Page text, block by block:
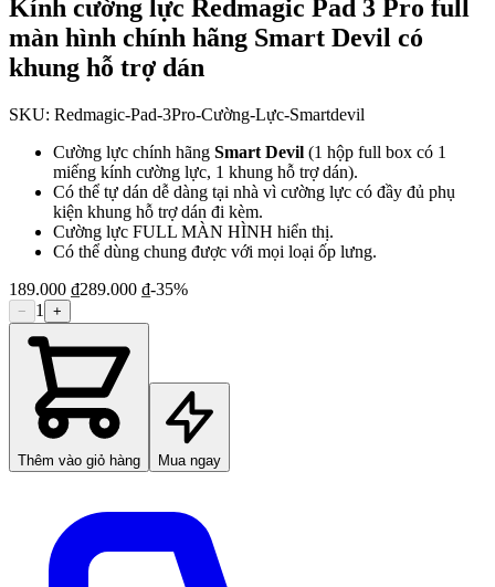
Kính cường lực Redmagic Pad 3 Pro full
màn hình chính hãng Smart Devil có
khung hỗ trợ dán
SKU: Redmagic-Pad-3Pro-Cường-Lực-Smartdevil
Cường lực chính hãng Smart Devil (1 hộp full box có 1
miếng kính cường lực, 1 khung hỗ trợ dán).
Có thể tự dán dễ dàng tại nhà vì cường lực có đầy đủ phụ
kiện khung hỗ trợ dán đi kèm.
Cường lực FULL MÀN HÌNH hiển thị.
Có thể dùng chung được với mọi loại ốp lưng.
189.000 ₫289.000 ₫-35%
− 1 +
Thêm vào giỏ hàng Mua ngay